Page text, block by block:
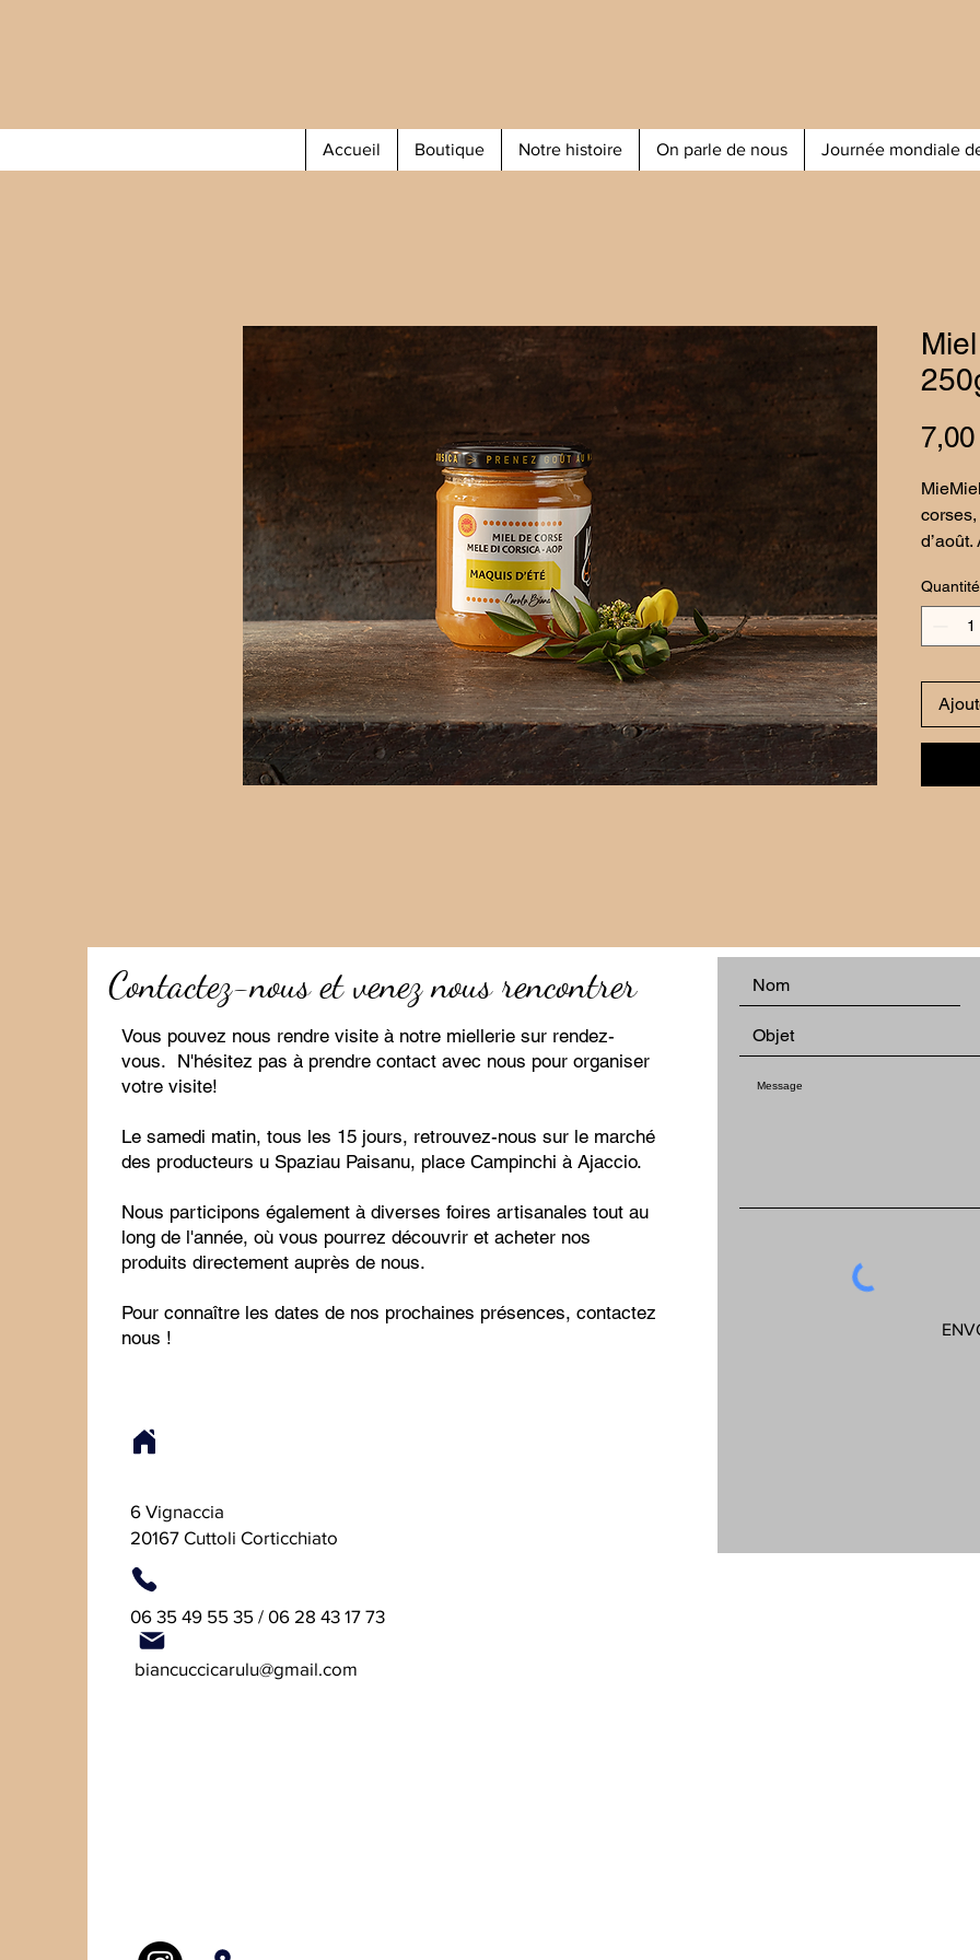
Accueil Boutique Notre histoire On parle de nous Journée mondiale
Quantité
Contactez-nous et venez nous rencontrer
Vous pouvez nous rendre visite à notre miellerie sur rendez-
vous. N'hésitez pas à prendre contact avec nous pour organiser
votre visite!
Le samedi matin, tous les 15 jours, retrouvez-nous sur le marché
des producteurs u Spaziau Paisanu, place Campinchi à Ajaccio.
Nous participons également à diverses foires artisanales tout au
long de l'année, où vous pourrez découvrir et acheter nos
produits directement auprès de nous.
​Pour connaître les dates de nos prochaines présences, contactez
nous !
6 Vignaccia
20167 Cuttoli Corticchiato
06 35 49 55 35 / 06 28 43 17 73
biancuccicarulu@gmail.com